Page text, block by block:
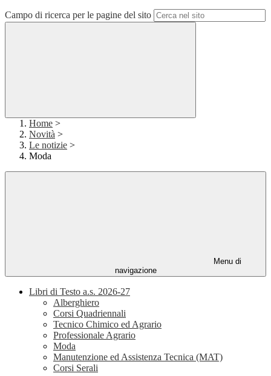
Campo di ricerca per le pagine del sito
Home >
Novità >
Le notizie >
Moda
Menu di
navigazione
Libri di Testo a.s. 2026-27
Alberghiero
Corsi Quadriennali
Tecnico Chimico ed Agrario
Professionale Agrario
Moda
Manutenzione ed Assistenza Tecnica (MAT)
Corsi Serali